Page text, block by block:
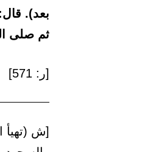
بعد).
ثم صلى
[ر: 571]
[ش (تهيأ